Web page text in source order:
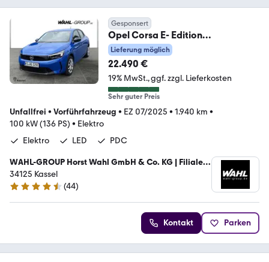
Gesponsert
Opel Corsa E- Edition
DAB*LED*KLIMA*PDC
Lieferung möglich
22.490 €
19% MwSt. ggf. zzgl. Lieferkosten
Sehr guter Preis
Unfallfrei • Vorführfahrzeug • EZ 07/2025 • 1.940 km •
100 kW (136 PS) • Elektro
Elektro
LED PDC
WAHL-GROUP Horst Wahl GmbH & Co. KG | Filiale
Kassel
34125 Kassel
4.3 Sterne
(44)
Kontakt Parken